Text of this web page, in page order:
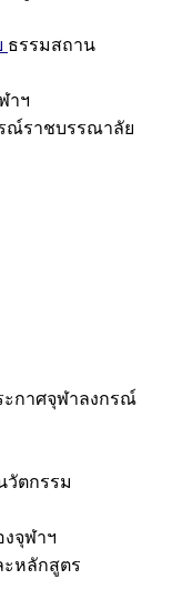
ธรรมสถาน
าฯ
ณ์ราชบรรณาลัย
ะกาศจุฬาลงกรณ์
วัตกรรม
จุฬาฯ
ะหลักสูตร